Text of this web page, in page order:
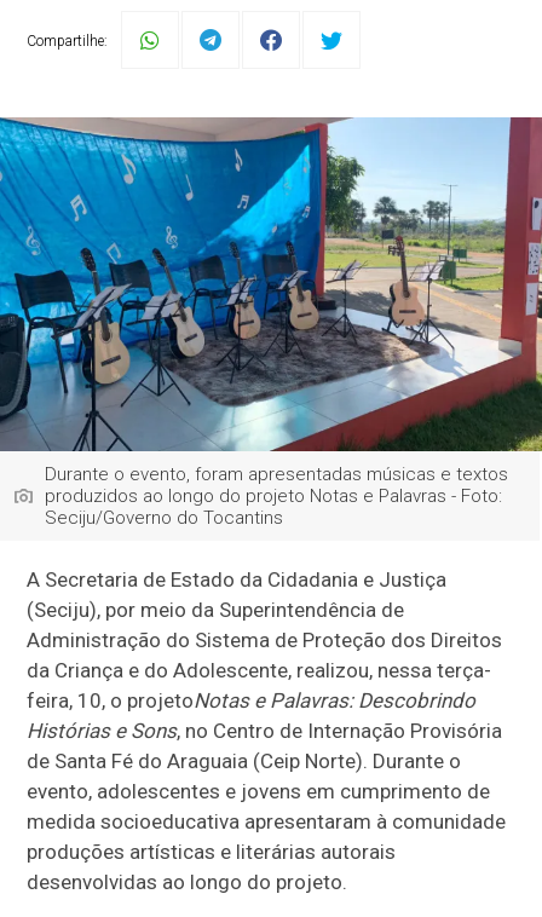
Compartilhe:
Durante o evento, foram apresentadas músicas e textos
produzidos ao longo do projeto Notas e Palavras - Foto:
Seciju/Governo do Tocantins
A Secretaria de Estado da Cidadania e Justiça
(Seciju), por meio da Superintendência de
Administração do Sistema de Proteção dos Direitos
da Criança e do Adolescente, realizou, nessa terça-
feira, 10, o projetoNotas e Palavras: Descobrindo
Histórias e Sons, no Centro de Internação Provisória
de Santa Fé do Araguaia (Ceip Norte). Durante o
evento, adolescentes e jovens em cumprimento de
medida socioeducativa apresentaram à comunidade
produções artísticas e literárias autorais
desenvolvidas ao longo do projeto.